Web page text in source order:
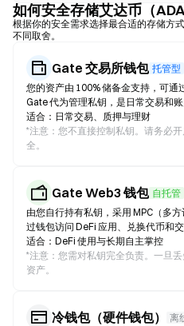
如何安全存储艾达币（ADA
根据你的安全需求选择最合适的存储方
不同取舍。
Gate 交易所钱包 托管型
您的资产由 100% 储备金支持，可通
Gate 代为管理私钥，是日常交易和账
适合：日常交易、质押与理财
*注意：您不直接控制私钥。请务必
全。
Gate Web3 钱包 自托管
由您自行持有私钥，采用 MPC（多
过钱包访问 DeFi 应用、兑换代币和交
适合：DeFi 使用与长期自主掌控
*注意：您需对私钥完全负责。一旦
资产。
冷钱包（硬件钱包） 离